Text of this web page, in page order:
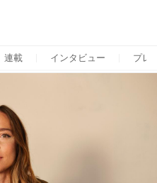
連載 インタビュー プレ